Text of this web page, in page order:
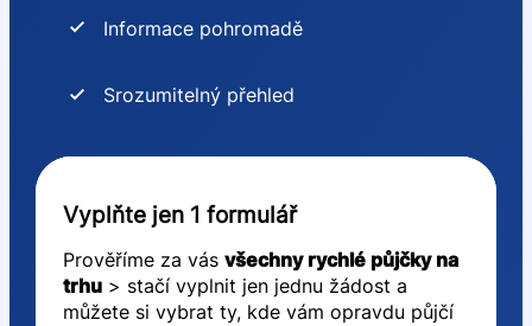
Informace pohromadě
Srozumitelný přehled
Vyplňte jen 1 formulář
Prověříme za vás všechny rychlé půjčky na
trhu> stačí vyplnit jen jednu žádost a
můžete si vybrat ty, kde vám opravdu půjčí